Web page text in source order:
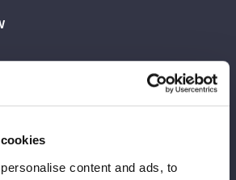
content and ads, to
by 関電工】4・26横浜アリーナ大会直
ルナイト☆
PARK ６階 DREAM TERRACE